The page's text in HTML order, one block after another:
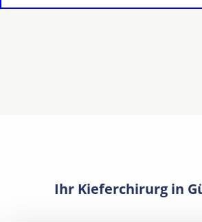
Ihr Kieferchirurg in